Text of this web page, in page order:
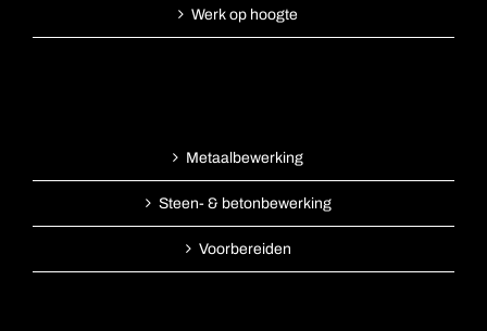
Werk op hoogte
Metaalbewerking
Steen- & betonbewerking
Voorbereiden